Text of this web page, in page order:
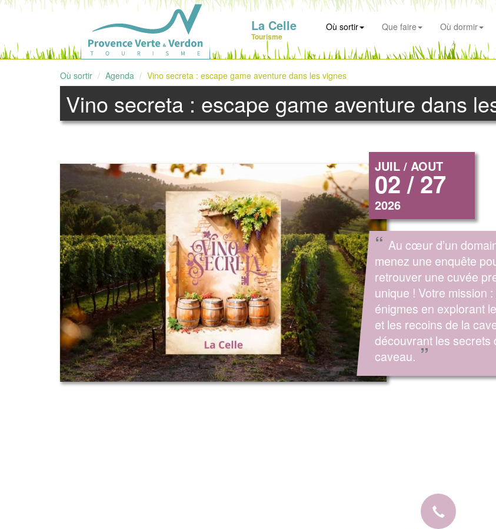
La Celle
Tourisme
Où sortir Que faire Où dormir
Où sortir Agenda Vino secreta : escape game aventure dans les vignes
Vino secreta : escape game aventure dans
JUIL / AOUT
02 / 27
2026
“ Au cœur d’un
menez une enquête
retrouver une cuvée
unique ! Votre mission
énigmes en explorant
et les recoins de la
découvrant les secrets
caveau. ”